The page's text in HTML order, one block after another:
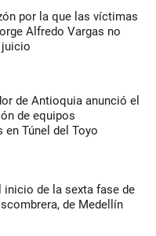
por la que las víctimas
Alfredo Vargas no
juicio
de Antioquia anunció el
de equipos
Túnel del Toyo
inicio de la sexta fase de
de Medellín